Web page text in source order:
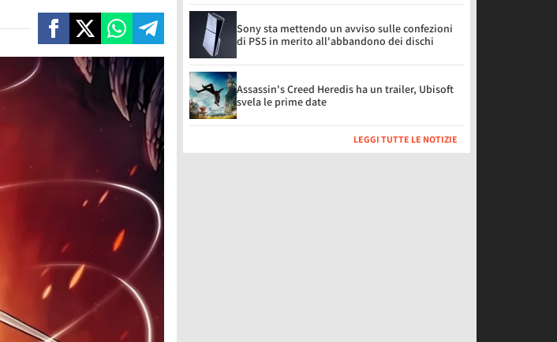
Sony sta mettendo un avviso sulle confezioni
di PS5 in merito all'abbandono dei dischi
Assassin's Creed Heredis ha un trailer, Ubisoft
svela le prime date
LEGGI TUTTE LE NOTIZIE